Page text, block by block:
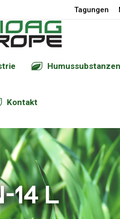
Tagungen
Humussubstanzen
Kontakt
14 L
sich hier: